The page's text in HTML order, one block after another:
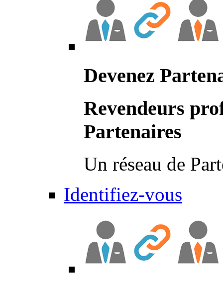
Devenez
Revendeurs
Partenaires
Un réseau de
Identifiez-vous